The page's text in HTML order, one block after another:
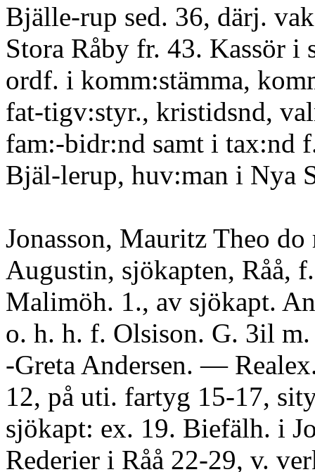
Bjälle-rup sed. 36, därj.
Stora Råby fr. 43. Kassör i
ordf. i komm:stämma,
fat-tigv:styr., kristidsnd,
fam:-bidr:nd samt i tax:nd
Bjäl-lerup, huv:man i Nya
Jonasson, Mauritz Theo do
Augustin, sjökapten, Råå,
Malimöh. 1., av sjökapt.
o. h. h. f. Olsison. G. 3il
-Greta Andersen. —
12, på uti. fartyg 15-17,
sjökapt: ex. 19. Biefälh. i
Rederier i Råå 22-29, v.